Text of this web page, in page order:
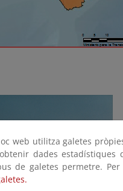
web utilitza galetes
dades estadístiques
de galetes permetre.